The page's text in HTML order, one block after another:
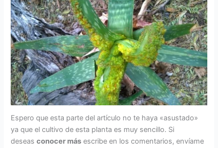
Espero que esta parte del artículo no te haya «asustado»
ya que el cultivo de esta planta es muy sencillo. Si
deseasconocer más escribe en los comentarios, envíame